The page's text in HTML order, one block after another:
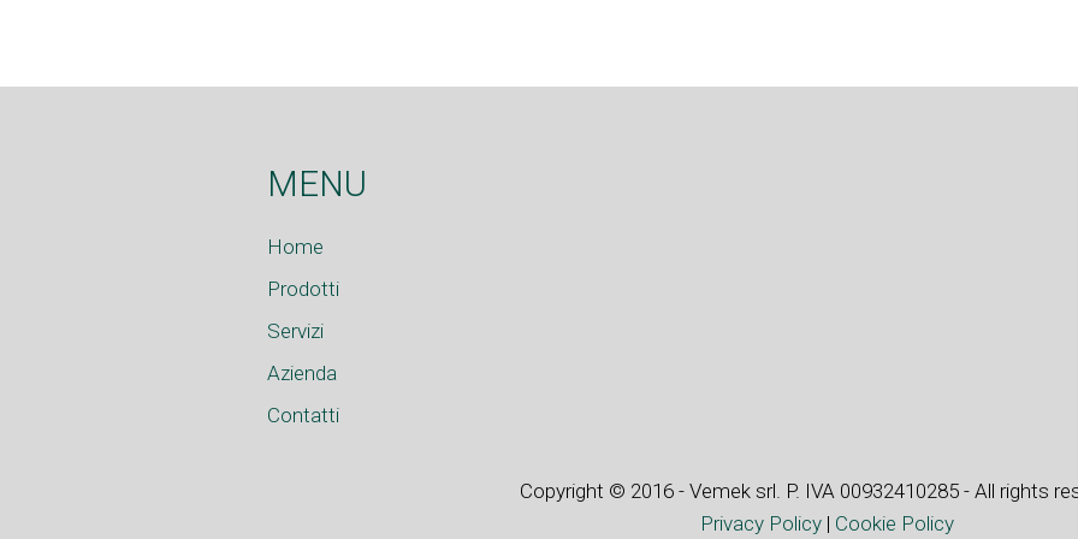
MENU
Home
Prodotti
Servizi
Azienda
Contatti
Copyright © 2016 - Vemek srl. P. IVA 00932410285 - All rights
Privacy Policy| Cookie Policy